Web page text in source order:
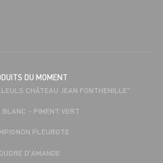
DU MOMENT
CHÂTEAU JEAN FONTHENILLE"
BLANC - PIMENT VERT
PLEUROTE
D'AMANDE